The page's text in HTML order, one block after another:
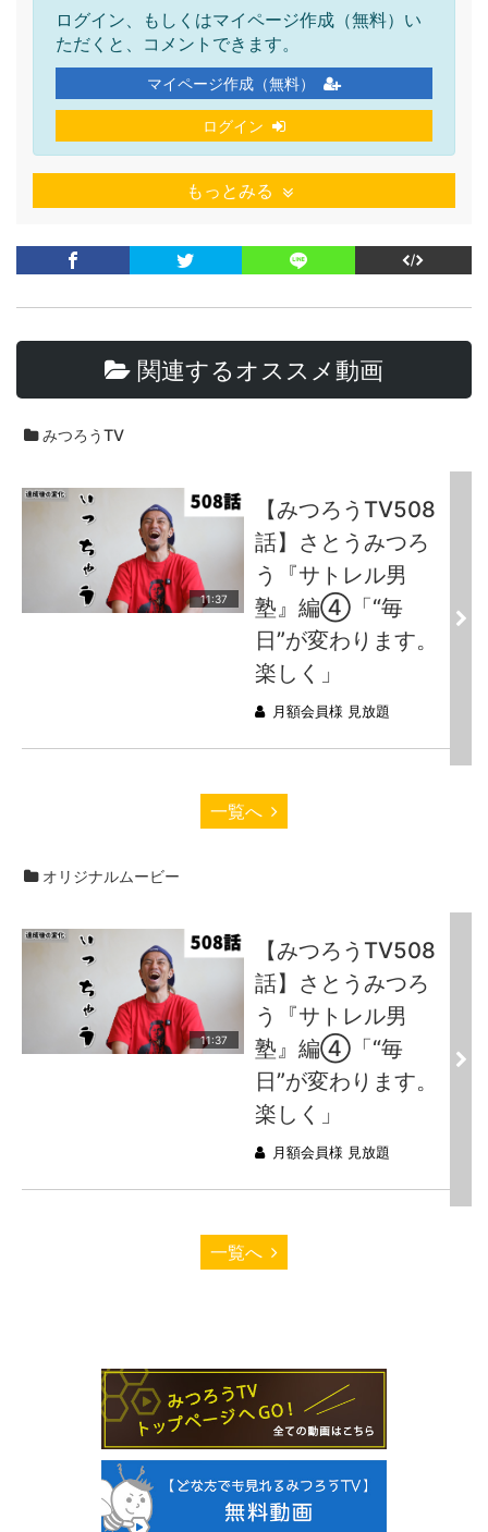
ログイン、もしくはマイページ作成（無料）い
ただくと、コメントできます。
マイページ作成（無料）
ログイン
もっとみる
関連するオススメ動画
みつろうTV
11:37
【みつろうTV508
話】さとうみつろ
う『サトレル男
塾』編④「“毎
日”が変わります。
楽しく」
月額会員様 見放題
一覧へ
オリジナルムービー
11:37
【みつろうTV508
話】さとうみつろ
う『サトレル男
塾』編④「“毎
日”が変わります。
楽しく」
月額会員様 見放題
一覧へ